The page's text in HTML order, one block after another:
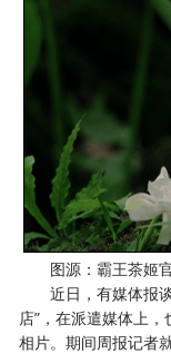
图源：霸王茶姬
近日，有媒体报
店”，在派遣媒体上
相片。期间周报记者